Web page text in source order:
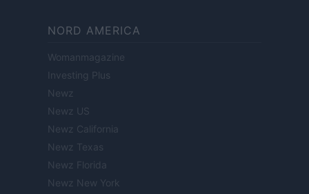
NORD AMERICA
Womanmagazine
Investing Plus
Newz
Newz US
Newz California
Newz Texas
Newz Florida
Newz New York